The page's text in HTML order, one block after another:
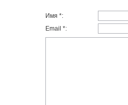
Имя *:
Email *: